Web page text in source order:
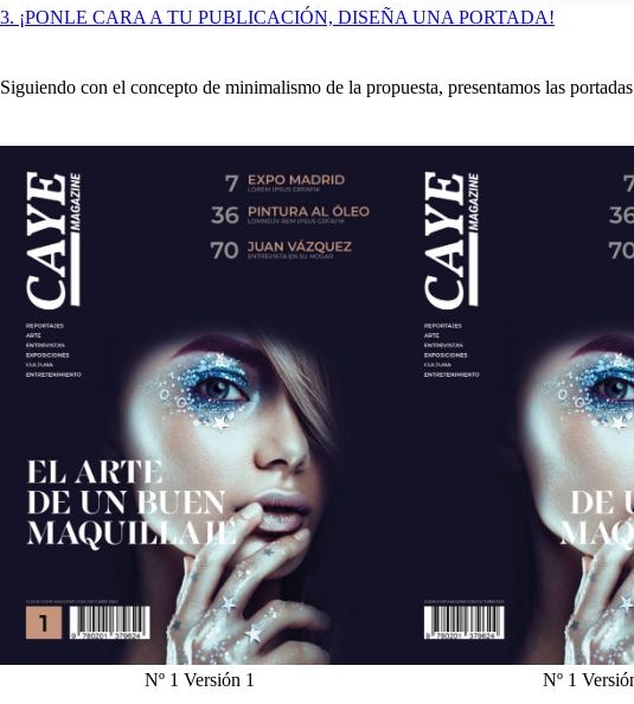
3. ¡PONLE CARA A TU PUBLICACIÓN, DISEÑA UNA PORTADA!
Siguiendo con el concepto de minimalismo de la propuesta, presentamos las
Nº 1 Versión 1 Nº 1